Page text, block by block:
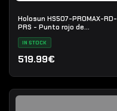
Holosun HS507-PROMAX-RD-
PRS - Punto rojo de
competición
IN STOCK
519.99€